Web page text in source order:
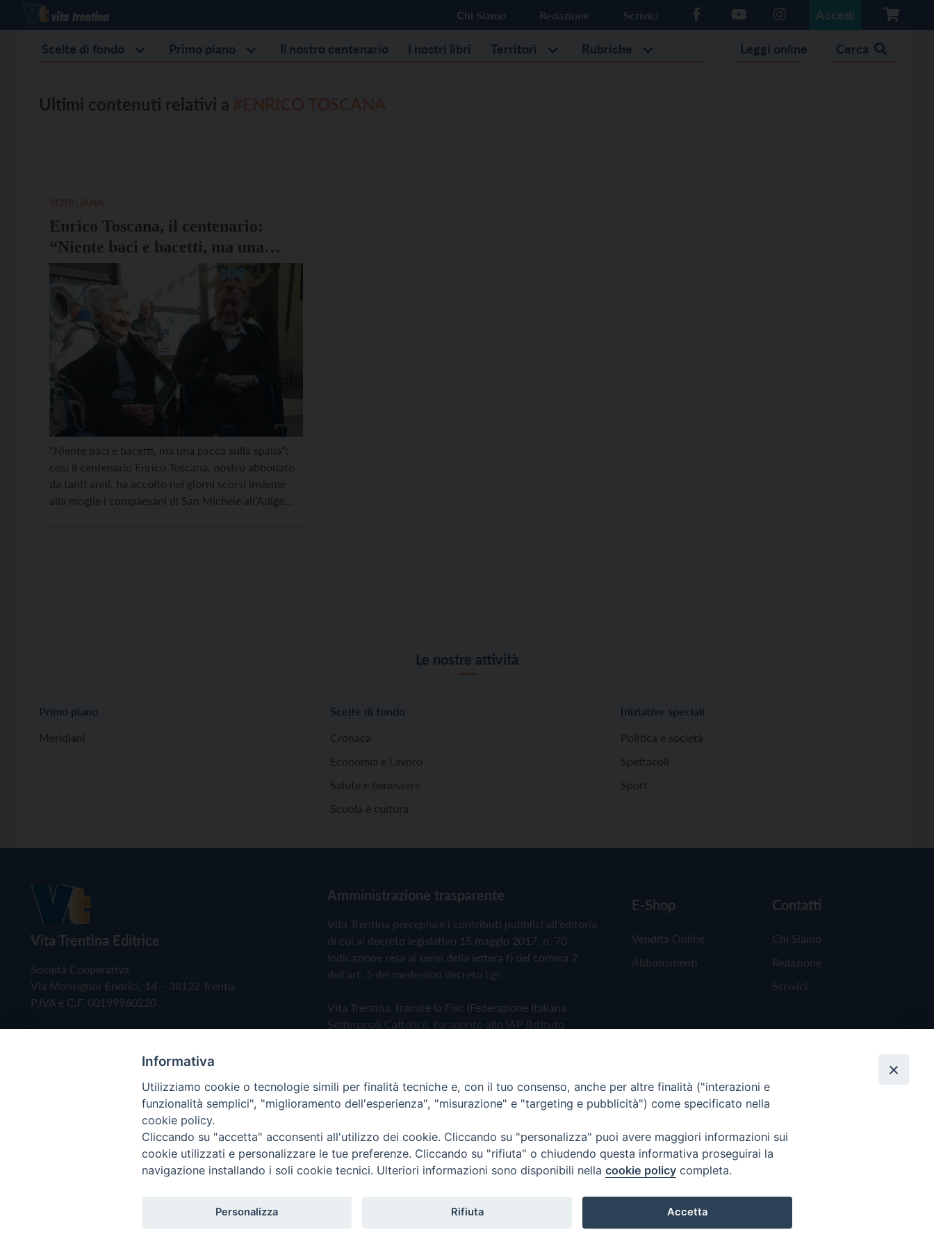
Chi Siamo Redazione Scrivici Accedi
Scelte di fondo Primo piano Il nostro centenario I nostri libri Territori Rubriche Leggi online Cerca
Ultimi contenuti relativi a
Enrico Toscana, il centenario:
“Niente baci e bacetti, ma una
pacca sulla spalla”
“Niente baci e bacetti, ma una pacca sulla spalla”:
così il centenario Enrico Toscana, nostro abbonato
da tanti anni, ha accolto nei giorni scorsi insieme
alla moglie i compaesani di San Michele all’Adige
Le nostre attività
Primo piano
Meridiani
Scelte di fondo
Cronaca
Economia e Lavoro
Salute e benessere
Scuola e cultura
Iniziative speciali
Politica e società
Spettacoli
Sport
Vita Trentina Editrice
Società Cooperativa
Via Monsignor Endrici, 14 – 38122 Trento
P.IVA e C.F. 00199960220
Amministrazione trasparente
Vita Trentina percepisce i contributi pubblici all'editoria
di cui al decreto legislativo 15 maggio 2017, n. 70.
Indicazione resa ai sensi della lettera f) del comma 2
dell'art. 5 del medesimo decreto Lgs.
Vita Trentina, tramite la Fisc (Federazione Italiana
Settimanali Cattolici), ha aderito allo IAP (Istituto
Privacy Policy Cookie Policy
E-Shop
Vendita Online
Abbonamenti
Contatti
Chi Siamo
Redazione
Scrivici
Copyright © 2019 - Tutti i diritti riservati - Vita Trentina Editrice
Informativa
Utilizziamo cookie o tecnologie simili per finalità tecniche e, con il tuo consenso, anche per altre finalità ("interazioni e
funzionalità semplici", "miglioramento dell'esperienza", "misurazione" e "targeting e pubblicità") come specificato nella
cookie policy.
Cliccando su "accetta" acconsenti all'utilizzo dei cookie. Cliccando su "personalizza" puoi avere maggiori informazioni sui
cookie utilizzati e personalizzare le tue preferenze. Cliccando su "rifiuta" o chiudendo questa informativa proseguirai la
navigazione installando i soli cookie tecnici. Ulteriori informazioni sono disponibili nella cookie policy completa.
Personalizza Rifiuta Accetta